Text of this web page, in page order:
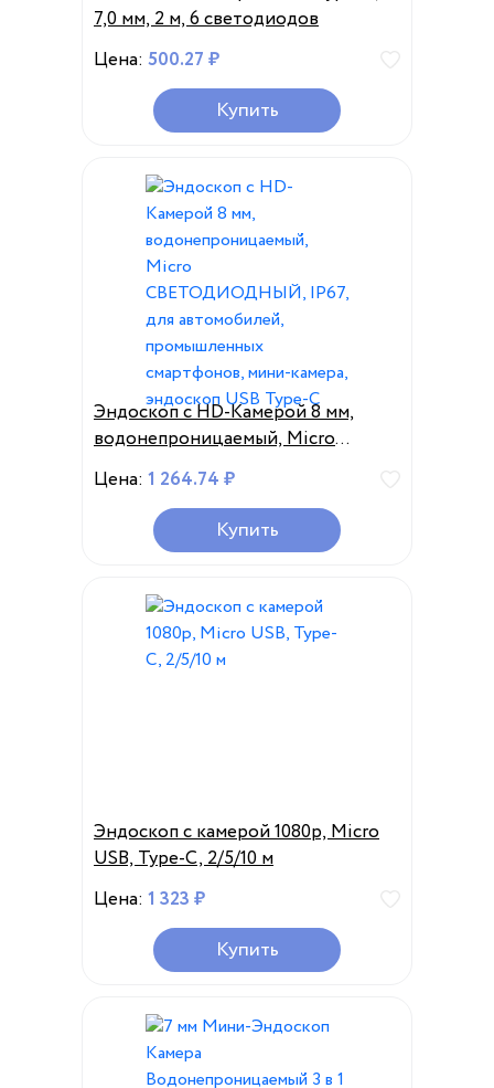
7,0 мм, 2 м, 6 светодиодов
Цена: 500.27 ₽
Купить
Эндоскоп с HD-Камерой 8 мм,
водонепроницаемый, Micro
СВЕТОДИОДНЫЙ, IP67, для
автомобилей, промышленных
смартфонов, мини-камера,
эндоскоп USB Type-C
Цена: 1 264.74 ₽
Купить
Эндоскоп с камерой 1080p, Micro
USB, Type-C, 2/5/10 м
Цена: 1 323 ₽
Купить